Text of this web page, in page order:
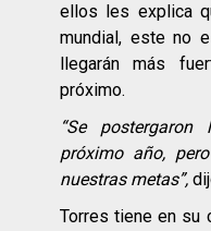
ellos les explica
mundial, este no
llegarán más
próximo.
“Se
próximo año,
nuestras metas”,
Torres tiene en su